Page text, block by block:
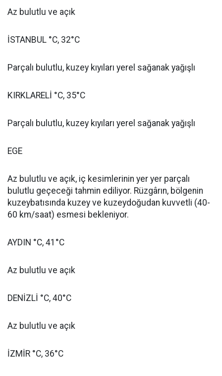
Az bulutlu ve açık
İSTANBUL °C, 32°C
Parçalı bulutlu, kuzey kıyıları yerel sağanak yağışlı
KIRKLARELİ °C, 35°C
Parçalı bulutlu, kuzey kıyıları yerel sağanak yağışlı
EGE
Az bulutlu ve açık, iç kesimlerinin yer yer parçalı
bulutlu geçeceği tahmin ediliyor. Rüzgârın, bölgenin
kuzeybatısında kuzey ve kuzeydoğudan kuvvetli (40-
60 km/saat) esmesi bekleniyor.
AYDIN °C, 41°C
Az bulutlu ve açık
DENİZLİ °C, 40°C
Az bulutlu ve açık
İZMİR °C, 36°C